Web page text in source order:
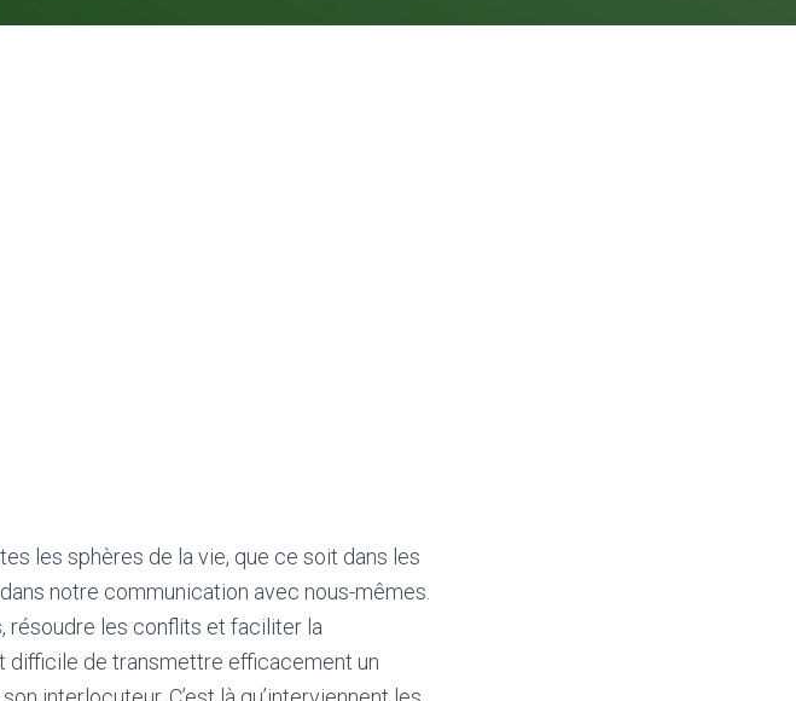
les sphères de la vie, que ce soit dans les
notre communication avec nous-mêmes.
résoudre les conflits et faciliter la
difficile de transmettre efficacement un